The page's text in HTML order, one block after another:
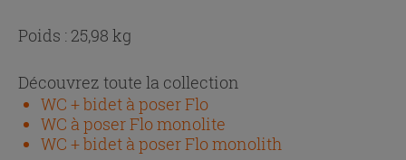
Poids : 25,98 kg
Découvrez toute la collection
WC + bidet à poser Flo
WC à poser Flo monolite
WC + bidet à poser Flo monolith